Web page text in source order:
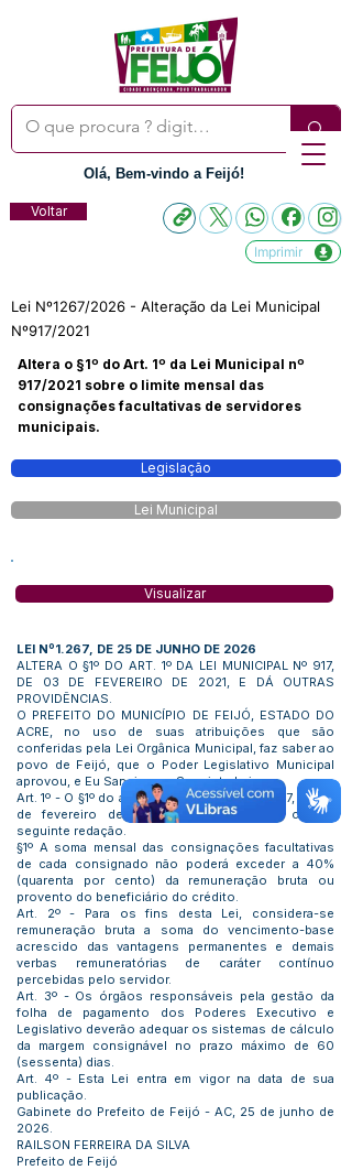
Olá, Bem-vindo a Feijó!
Voltar
Imprimir
Lei Nº1267/2026 - Alteração da Lei Municipal
Nº917/2021
Altera o §1º do Art. 1º da Lei Municipal nº
917/2021 sobre o limite mensal das
consignações facultativas de servidores
municipais.
Legislação
Lei Municipal
Visualizar
LEI Nº1.267, DE 25 DE JUNHO DE 2026
ALTERA O §1º DO ART. 1º DA LEI MUNICIPAL Nº 917,
DE 03 DE FEVEREIRO DE 2021, E DÁ OUTRAS
PROVIDÊNCIAS.
O PREFEITO DO MUNICÍPIO DE FEIJÓ, ESTADO DO
ACRE, no uso de suas atribuições que são
conferidas pela Lei Orgânica Municipal, faz saber ao
povo de Feijó, que o Poder Legislativo Municipal
aprovou, e Eu Sanciono a Seguinte Lei:
Art. 1º - O §1º do art. 1º da Lei Municipal nº 917, de 03
de fevereiro de 2021, passa a vigorar com a
seguinte redação.
§1º A soma mensal das consignações facultativas
de cada consignado não poderá exceder a 40%
(quarenta por cento) da remuneração bruta ou
provento do beneficiário do crédito.
Art. 2º - Para os fins desta Lei, considera-se
remuneração bruta a soma do vencimento-base
acrescido das vantagens permanentes e demais
verbas remuneratórias de caráter contínuo
percebidas pelo servidor.
Art. 3º - Os órgãos responsáveis pela gestão da
folha de pagamento dos Poderes Executivo e
Legislativo deverão adequar os sistemas de cálculo
da margem consignável no prazo máximo de 60
(sessenta) dias.
Art. 4º - Esta Lei entra em vigor na data de sua
publicação.
Gabinete do Prefeito de Feijó - AC, 25 de junho de
2026.
RAILSON FERREIRA DA SILVA
Prefeito de Feijó